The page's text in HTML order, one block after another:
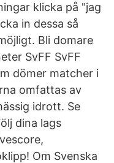
klicka på "jag
in dessa så
Bli domare
SvFF SvFF
dömer matcher i
omfattas av
idrott. Se
dina lags
Om Svenska